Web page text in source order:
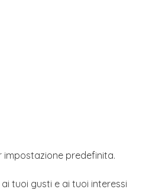
impostazione predefinita.
tuoi gusti e ai tuoi interessi